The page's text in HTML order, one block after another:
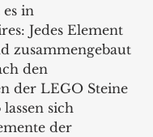
in
Jedes Element
zusammengebaut
den
der LEGO Steine
sich
der